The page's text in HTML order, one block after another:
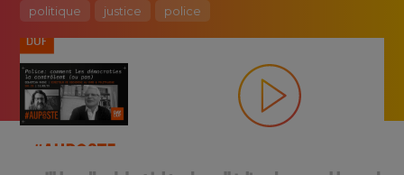
politique justice police